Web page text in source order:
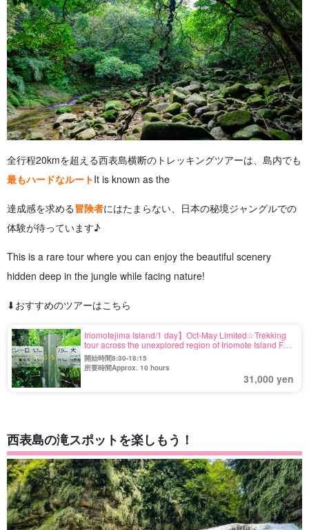
全行程20kmを超える西表島横断のトレッキングツアーは、島内でも
最もハードなルートIt is known as the
達成感を求める冒険者にはたまらない、日本の秘境ジャングルでの
体験が待っています♪
This is a rare tour where you can enjoy the beautiful scenery
hidden deep in the jungle while facing nature!
⬇︎おすすめのツアーはこちら
Iriomotejima Island/1 day】Oct-May Limited☆Trekking
tour across the unexplored region of Iriomote Island For
those who want to seek a sense of
accomplishment/challenge for those in the know...
(No.121)
開始時間8:30-18:15
所要時間Approx. 10 hours
31,000 yen
西表島の滝スポットを楽しもう！